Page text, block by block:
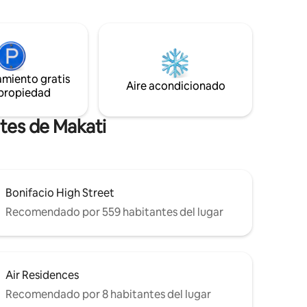
de
gratis
Aire acondicionado
de Makati
Bonifacio High Street
Recomendado por 559 habitantes del lugar
Air Residences
Recomendado por 8 habitantes del lugar